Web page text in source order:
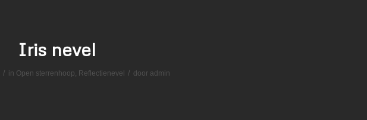
Iris nevel
/ in Open sterrenhoop, Reflectienevel / door admin